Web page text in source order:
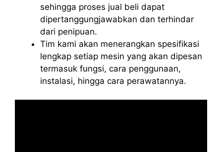
sehingga proses jual beli dapat
dipertanggungjawabkan dan terhindar
dari penipuan.
Tim kami akan menerangkan spesifikasi
lengkap setiap mesin yang akan dipesan
termasuk fungsi, cara penggunaan,
instalasi, hingga cara perawatannya.